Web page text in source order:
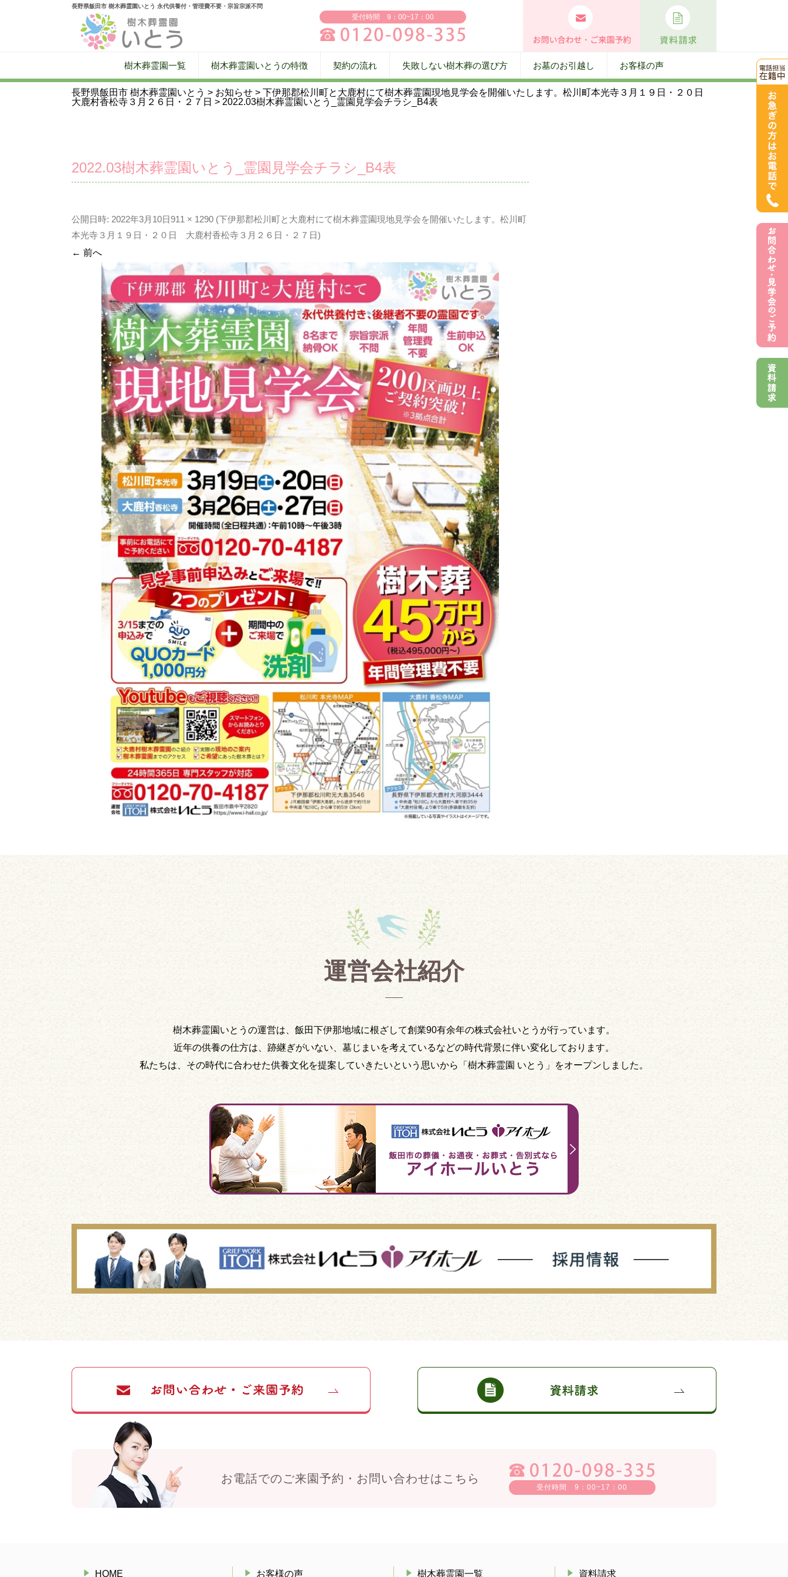
長野県飯田市 樹木葬霊園いとう 永代供養付・管理費不要・宗旨宗派不問
受付時間 9：00~17：00
樹木葬霊園一覧 樹木葬霊園いとうの特徴 契約の流れ 失敗しない樹木葬の選び方 お墓のお引越し お客様の声
長野県飯田市 樹木葬霊園いとう > お知らせ > 下伊那郡松川町と大鹿村にて樹木葬霊園現地見学会を開催いたします。松川町本光寺３月１９日・２０日
大鹿村香松寺３月２６日・２７日 > 2022.03樹木葬霊園いとう_霊園見学会チラシ_B4表
2022.03樹木葬霊園いとう_霊園見学会チラシ_B4表
公開日時: 2022年3月10日 911 × 1290 (下伊那郡松川町と大鹿村にて樹木葬霊園現地見学会を開催いたします。松川町
本光寺３月１９日・２０日 大鹿村香松寺３月２６日・２７日 )
← 前へ
運営会社紹介
樹木葬霊園いとうの運営は、飯田下伊那地域に根ざして創業90有余年の株式会社いとうが行っています。
近年の供養の仕方は、跡継ぎがいない、墓じまいを考えているなどの時代背景に伴い変化しております。
私たちは、その時代に合わせた供養文化を提案していきたいという思いから「樹木葬霊園 いとう」をオープンしました。
お電話でのご来園予約・お問い合わせはこちら
受付時間 9：00~17：00
HOME お客様の声 樹木葬霊園一覧 資料請求